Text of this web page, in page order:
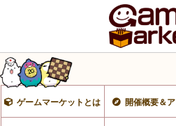
ゲームマーケットとは 開催概要＆